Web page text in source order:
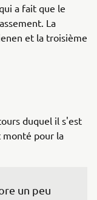
a fait que le
La
et la troisième
duquel il s'est
monté pour la
un peu